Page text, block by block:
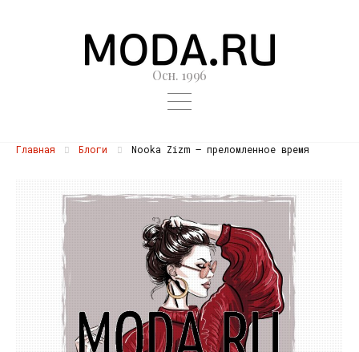
Осн. 1996
Главная Блоги Nooka Zizm — преломленное время